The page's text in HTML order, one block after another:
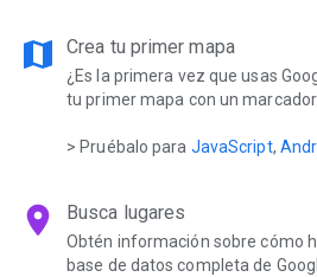
map Crea tu primer mapa
¿Es la primera vez que usas
tu primer mapa con un marcador.
> Pruébalo para JavaScript,
location_on Busca lugares
Obtén información sobre cómo
base de datos completa de